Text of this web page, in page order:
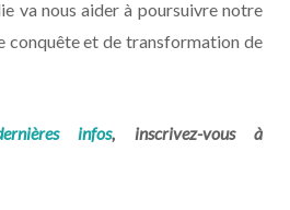
va nous aider à poursuivre notre
conquête et de transformation de
infos, inscrivez-vous à